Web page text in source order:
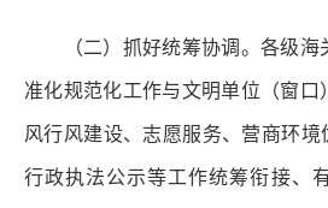
（二）抓好统筹协调。各级海
准化规范化工作与文明单位（窗口
风行风建设、志愿服务、营商环境
行政执法公示等工作统筹衔接、